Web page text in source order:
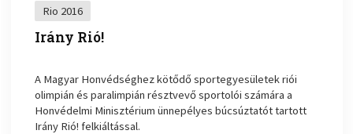
Rio 2016
Irány Rió!
A Magyar Honvédséghez kötődő sportegyesületek riói
olimpián és paralimpián résztvevő sportolói számára a
Honvédelmi Minisztérium ünnepélyes búcsúztatót tartott
Irány Rió! felkiáltással.